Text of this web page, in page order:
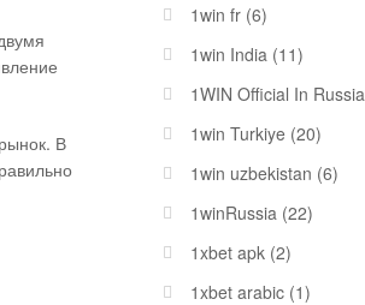
В
1win fr(6)
1win India (11)
1WIN Official In Russia
1win Turkiye (20)
1win uzbekistan (6)
1winRussia (22)
1xbet apk(2)
1xbet arabic(1)